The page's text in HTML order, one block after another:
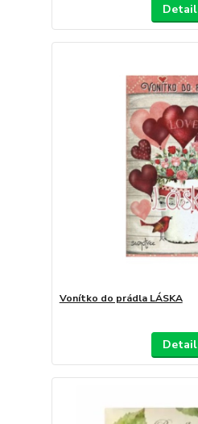
Detail
Vonítko do prádla LÁSKA
Detail